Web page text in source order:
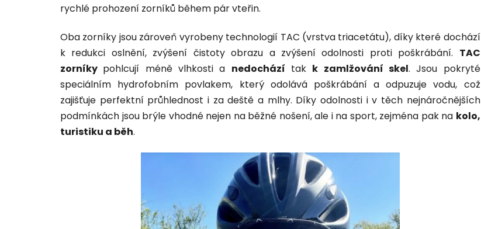
rychlé prohození zorníků během pár vteřin.
Oba zorníky jsou zároveň vyrobeny technologií TAC (vrstva triacetátu), díky které dochází
k redukci oslnění, zvýšení čistoty obrazu a zvýšení odolnosti proti poškrábání. TAC
zorníky pohlcují méně vlhkosti a nedochází tak k zamlžování skel. Jsou pokryté
speciálním hydrofobním povlakem, který odolává poškrábání a odpuzuje vodu, což
zajišťuje perfektní průhlednost i za deště a mlhy. Díky odolnosti i v těch nejnáročnějších
podmínkách jsou brýle vhodné nejen na běžné nošení, ale i na sport, zejména pak na kolo,
turistiku a běh.